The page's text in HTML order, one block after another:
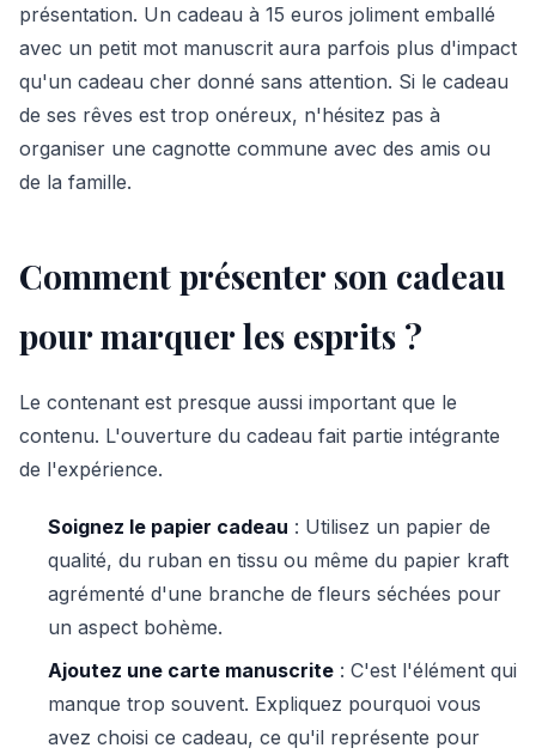
présentation. Un cadeau à 15 euros joliment emballé
avec un petit mot manuscrit aura parfois plus d'impact
qu'un cadeau cher donné sans attention. Si le cadeau
de ses rêves est trop onéreux, n'hésitez pas à
organiser une cagnotte commune avec des amis ou
de la famille.
Comment présenter son cadeau
pour marquer les esprits ?
Le contenant est presque aussi important que le
contenu. L'ouverture du cadeau fait partie intégrante
de l'expérience.
Soignez le papier cadeau : Utilisez un papier de
qualité, du ruban en tissu ou même du papier kraft
agrémenté d'une branche de fleurs séchées pour
un aspect bohème.
Ajoutez une carte manuscrite : C'est l'élément qui
manque trop souvent. Expliquez pourquoi vous
avez choisi ce cadeau, ce qu'il représente pour